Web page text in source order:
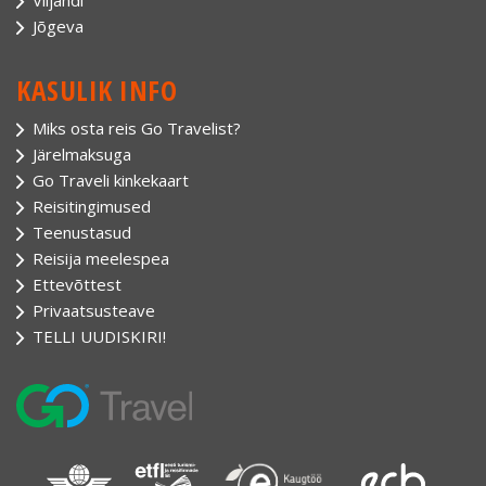
Jõgeva
KASULIK INFO
Miks osta reis Go Travelist?
Järelmaksuga
Go Traveli kinkekaart
Reisitingimused
Teenustasud
Reisija meelespea
Ettevõttest
Privaatsusteave
TELLI UUDISKIRI!